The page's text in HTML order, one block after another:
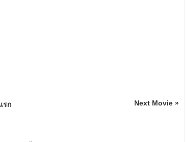
Next Movie »
รก